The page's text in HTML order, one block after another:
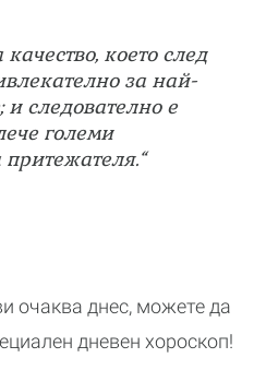
качество, което след
за най-
следователно е
големи
очаква днес, можете да
дневен хороскоп!